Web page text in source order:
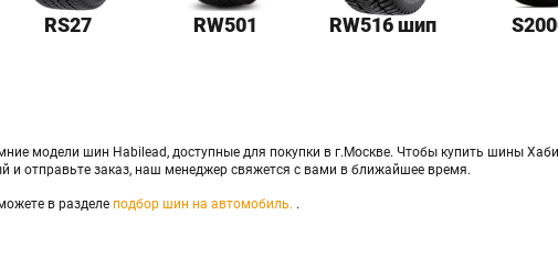
RS27 RW501 RW516 шип
модели шин Habilead, доступные для покупки в г.Москве. Чтобы купить шины
и отправьте заказ, наш менеджер свяжется с вами в ближайшее время.
в разделе подбор шин на автомобиль. .